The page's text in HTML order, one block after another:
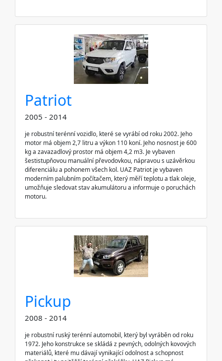
Patriot
2005 - 2014
je robustní terénní vozidlo, které se vyrábí od roku 2002. Jeho
motor má objem 2,7 litru a výkon 110 koní. Jeho nosnost je 600
kg a zavazadlový prostor má objem 4,2 m3. Je vybaven
šestistupňovou manuální převodovkou, nápravou s uzávěrkou
diferenciálu a pohonem všech kol. UAZ Patriot je vybaven
moderním palubním počítačem, který měří teplotu a tlak oleje,
umožňuje sledovat stav akumulátoru a informuje o poruchách
motoru.
Pickup
2008 - 2014
je robustní ruský terénní automobil, který byl vyráběn od roku
1972. Jeho konstrukce se skládá z pevných, odolných kovových
materiálů, které mu dávají vynikající odolnost a schopnost